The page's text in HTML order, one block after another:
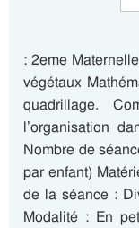
: 2eme
végétaux
quadrillage.
l’organisation
Nombre de
par enfant)
de la séance :
Modalité : En